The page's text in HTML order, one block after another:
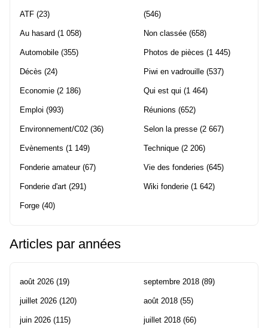
ATF (23)
Au hasard (1 058)
Automobile (355)
Décès (24)
Economie (2 186)
Emploi (993)
Environnement/C02 (36)
Evènements (1 149)
Fonderie amateur(67)
Fonderie d'art (291)
Forge (40)
(546)
Non classée (658)
Photos de pièces (1 445)
Piwi en vadrouille (537)
Qui est qui (1 464)
Réunions (652)
Selon la presse (2 667)
Technique (2 206)
Vie des fonderies (645)
Wiki fonderie (1 642)
Articles par années
août 2026 (19)
juillet 2026 (120)
juin 2026 (115)
septembre 2018 (89)
août 2018 (55)
juillet 2018 (66)